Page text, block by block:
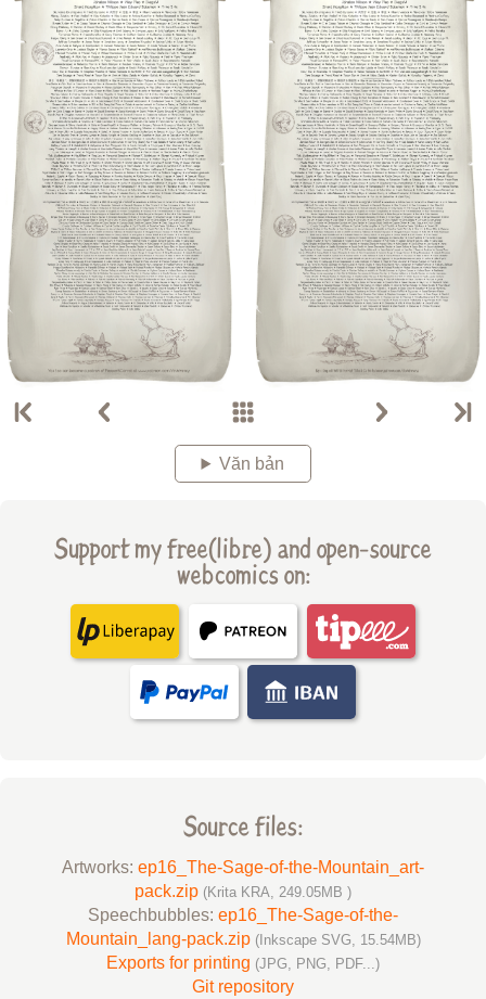
Văn bản
Support my free(libre) and open-source
webcomics on:
Source files:
Artworks: ep16_The-Sage-of-the-Mountain_art-
pack.zip (Krita KRA, 249.05MB )
Speechbubbles: ep16_The-Sage-of-the-
Mountain_lang-pack.zip (Inkscape SVG, 15.54MB)
Exports for printing (JPG, PNG, PDF...)
Git repository